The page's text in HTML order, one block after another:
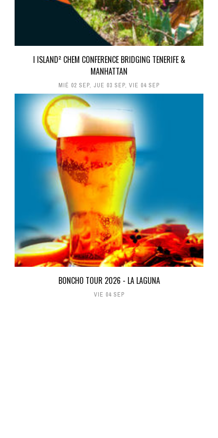
I ISLAND² CHEM CONFERENCE BRIDGING TENERIFE &
MANHATTAN
MIÉ 02 SEP, JUE 03 SEP, VIE 04 SEP
BONCHO TOUR 2026 - LA LAGUNA
VIE 04 SEP